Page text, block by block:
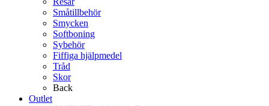
Småtillbehör
Smycken
Softboning
Sybehör
Fiffiga hjälpmedel
Tråd
Skor
Back
Outlet